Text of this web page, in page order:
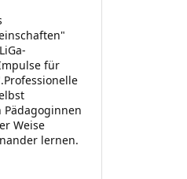
für
Pädagoginnen
Weise
lernen.